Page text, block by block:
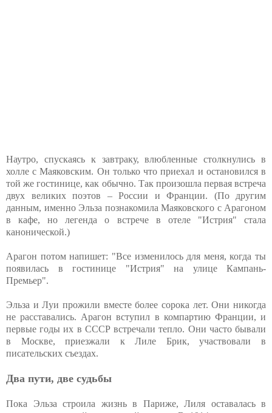
Наутро, спускаясь к завтраку, влюбленные столкнулись в
холле с Маяковским. Он только что приехал и остановился в
той же гостинице, как обычно. Так произошла первая встреча
двух великих поэтов – России и Франции. (По другим
данным, именно Эльза познакомила Маяковского с Арагоном
в кафе, но легенда о встрече в отеле "Истрия" стала
канонической.)
Арагон потом напишет: "Все изменилось для меня, когда ты
появилась в гостинице "Истрия" на улице Кампань-
Премьер".
Эльза и Луи прожили вместе более сорока лет. Они никогда
не расставались. Арагон вступил в компартию Франции, и
первые годы их в СССР встречали тепло. Они часто бывали
в Москве, приезжали к Лиле Брик, участвовали в
писательских съездах.
Два пути, две судьбы
Пока Эльза строила жизнь в Париже, Лиля оставалась в